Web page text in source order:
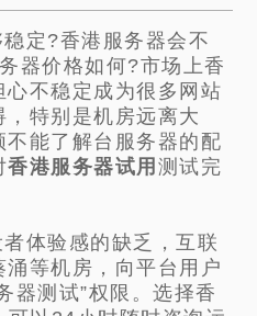
定?香港服务器会不
器价格如何?市场上香
不稳定成为很多网站
特别是机房远离大
不能了解台服务器的配
香港服务器试用 测试完
体验感的缺乏，互联
等机房，向平台用户
器测试”权限。选择香